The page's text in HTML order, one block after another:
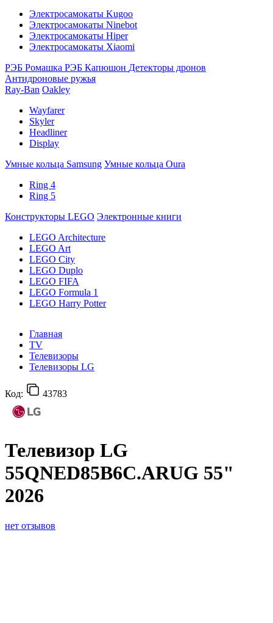
Электросамокаты Kugoo
Электросамокаты Ninebot
Электросамокаты Hiper
Электросамокаты Xiaomi
РЭБ Ромашка РЭБ Капюшон Детекторы дронов
Антидроновые ружья
Ray-Ban Oakley
Wayfarer
Skyler
Headliner
Display
Умные кольца Samsung Умные кольца Oura
Ring 4
Ring 5
Конструкторы LEGO Электронные книги
LEGO Architecture
LEGO Art
LEGO City
LEGO Duplo
LEGO FIFA
LEGO Formula 1
LEGO Harry Potter
Главная
TV
Телевизоры
Телевизоры LG
Код: 43783
Телевизор LG
55QNED85B6C.ARUG 55"
2026
нет отзывов